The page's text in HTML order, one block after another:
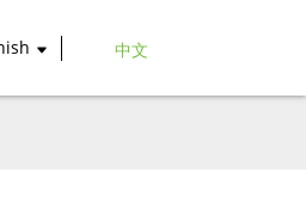
中文